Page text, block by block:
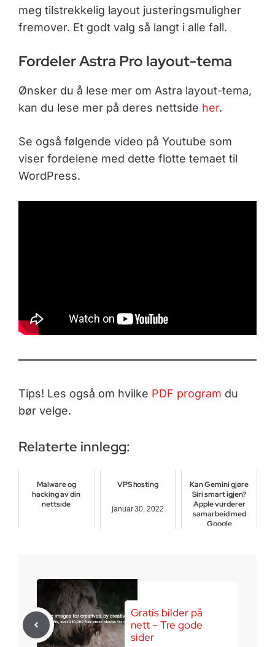
meg tilstrekkelig layout justeringsmuligher
fremover. Et godt valg så langt i alle fall.
Fordeler Astra Pro layout-tema
Ønsker du å lese mer om Astra layout-tema,
kan du lese mer på deres nettside her.
Se også følgende video på Youtube som
viser fordelene med dette flotte temaet til
WordPress.
Tips! Les også om hvilke PDF program du
bør velge.
Relaterte innlegg:
Malware og
hacking av din
nettside
VPS hosting
januar 30, 2022
Kan Gemini gjøre
Siri smart igjen?
Apple vurderer
samarbeid med
Google
Gratis bilder på
nett – Tre gode
sider